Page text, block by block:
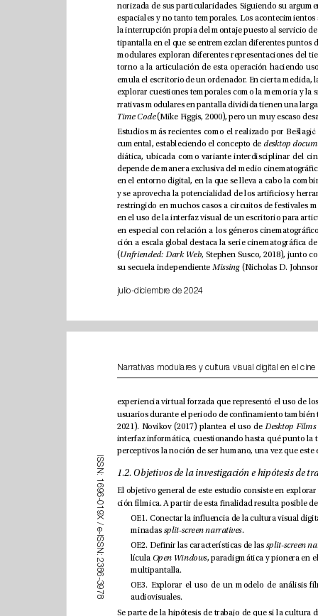
julio-diciembre de 2024
la interrupció
torno a la articulació n de esta operació
Time Co de
Estudios más recientes como el realizado por Bešlag
desktop
d
ción a escala global destaca la serie cinematográca de
(Unfrien d
e d
: Dark Web
Missing
I
S
S
N
:
1
6
9
6
-
0
1
9
X
/
e
-
I
S
S
N
2
3
8
6
-
3
9
7
8
2021). Novikov (2017) plantea el uso de Desktop Films
split-screen narratives.
Open Windows
multipantalla.
audiovisuales.